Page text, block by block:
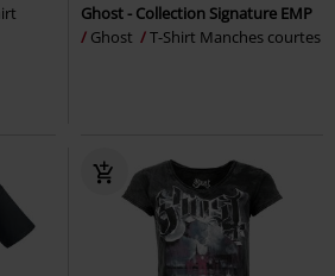
Ghost - Collection Signature EMP
Ghost
T-Shirt Manches courtes